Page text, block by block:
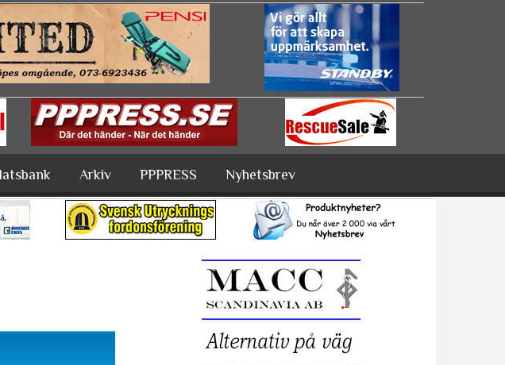
Arkiv PPPRESS Nyhetsbrev